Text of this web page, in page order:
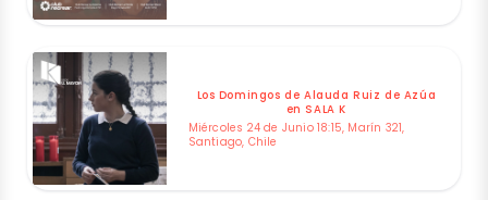
Los Domingos de Alauda Ruiz de Azúa
en SALA K
Miércoles 24 de Junio 18:15, Marín 321,
Santiago, Chile